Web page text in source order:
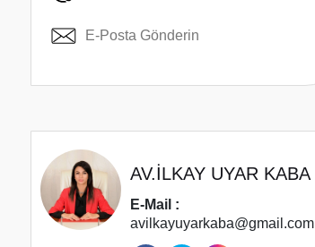
E-Posta Gönderin
AV.İLKAY UYAR KABA
E-Mail :
avilkayuyarkaba@gmail.com